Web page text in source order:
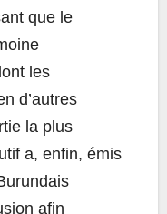
que le
les
d’autres
la plus
a, enfin, émis
afin